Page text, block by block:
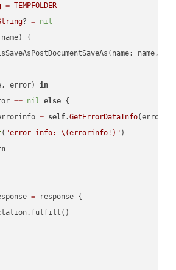
= TEMPFOLDER
? = nil
{
error)
in
== nil else {
= self.GetErrorDataInfo(error:
( "error info: \(errorinfo ! ) " )
= response {